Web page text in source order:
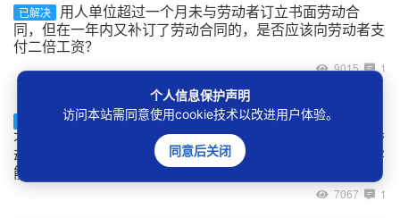
已解决
用人单位超过一个月未与劳动者订立书面劳动合
同，但在一年内又补订了劳动合同的，是否应该向劳动者支
付二倍工资？
9015 1
建设工程的承包单位将工程非法转包、违法分包给
不具备用工主体资格的实际施工人，实际施工人自行招用劳
动者的用工关系如何认定，及劳动者在工程施工中受到伤害
能否主张劳动关系项下的权利？
7067 1
个人信息保护声明
访问本站需同意使用cookie技术以改进用户体验。
同意后关闭